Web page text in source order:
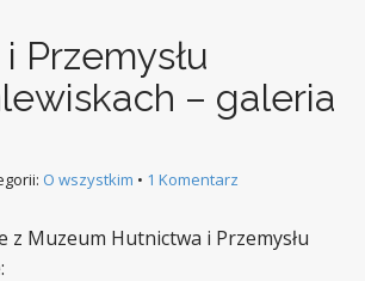
Przemysłu
– galeria
O wszystkim • 1 Komentarz
z Muzeum Hutnictwa i Przemysłu